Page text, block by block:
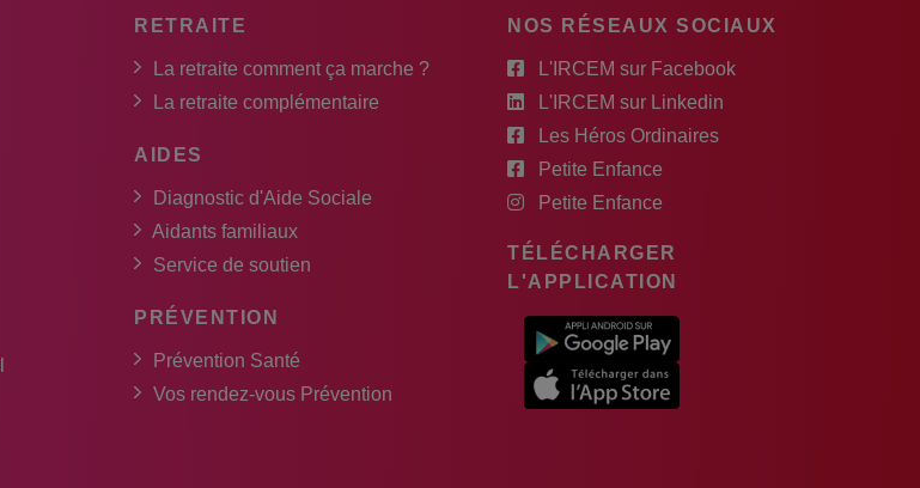
RETRAITE
La retraite comment ça marche ?
La retraite complémentaire
AIDES
Diagnostic d'Aide Sociale
Aidants familiaux
Service de soutien
PRÉVENTION
Prévention Santé
Vos rendez-vous Prévention
NOS RÉSEAUX SOCIAUX
L'IRCEM sur Facebook
L'IRCEM sur Linkedin
Les Héros Ordinaires
Petite Enfance
Petite Enfance
TÉLÉCHARGER
L'APPLICATION